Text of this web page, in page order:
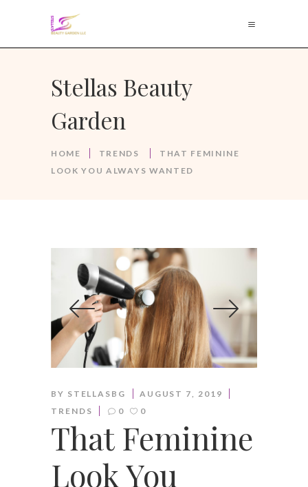
Stellas Beauty
Garden
HOME TRENDS
THAT FEMININE
LOOK YOU ALWAYS WANTED
BY STELLASBG
AUGUST 7, 2019
TRENDS
0 0
That Feminine
Look You